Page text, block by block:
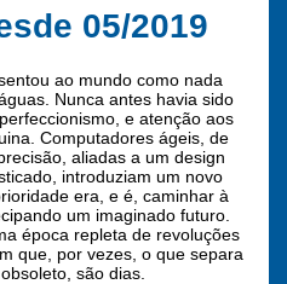
05/2019
ao mundo como nada
Nunca antes havia sido
e atenção aos
Computadores ágeis, de
aliadas a um design
introduziam um novo
era, e é, caminhar à
um imaginado futuro.
época repleta de revoluções
que, por vezes, o que separa
são dias.